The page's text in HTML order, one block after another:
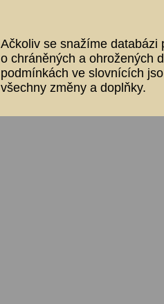
Ačkoliv se snažíme databázi
o chráněných a ohrožených
podmínkách ve slovnících
všechny změny a doplňky.